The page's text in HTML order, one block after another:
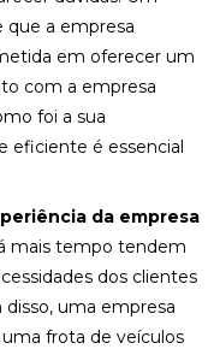
a empresa
em oferecer um
com a empresa
foi a sua
eficiente é essencial
da empresa
mais tempo tendem
dos clientes
uma empresa
frota de veículos